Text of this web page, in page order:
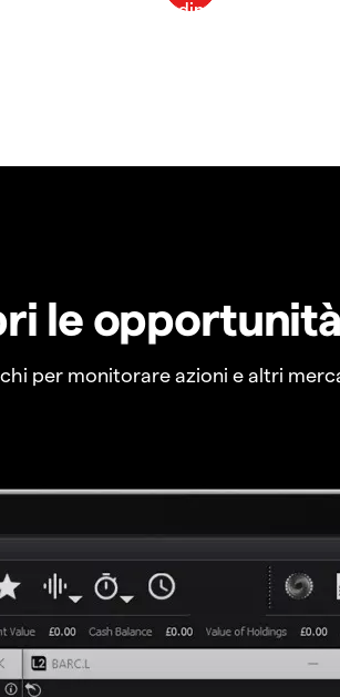
le
per monitorare azioni e altri